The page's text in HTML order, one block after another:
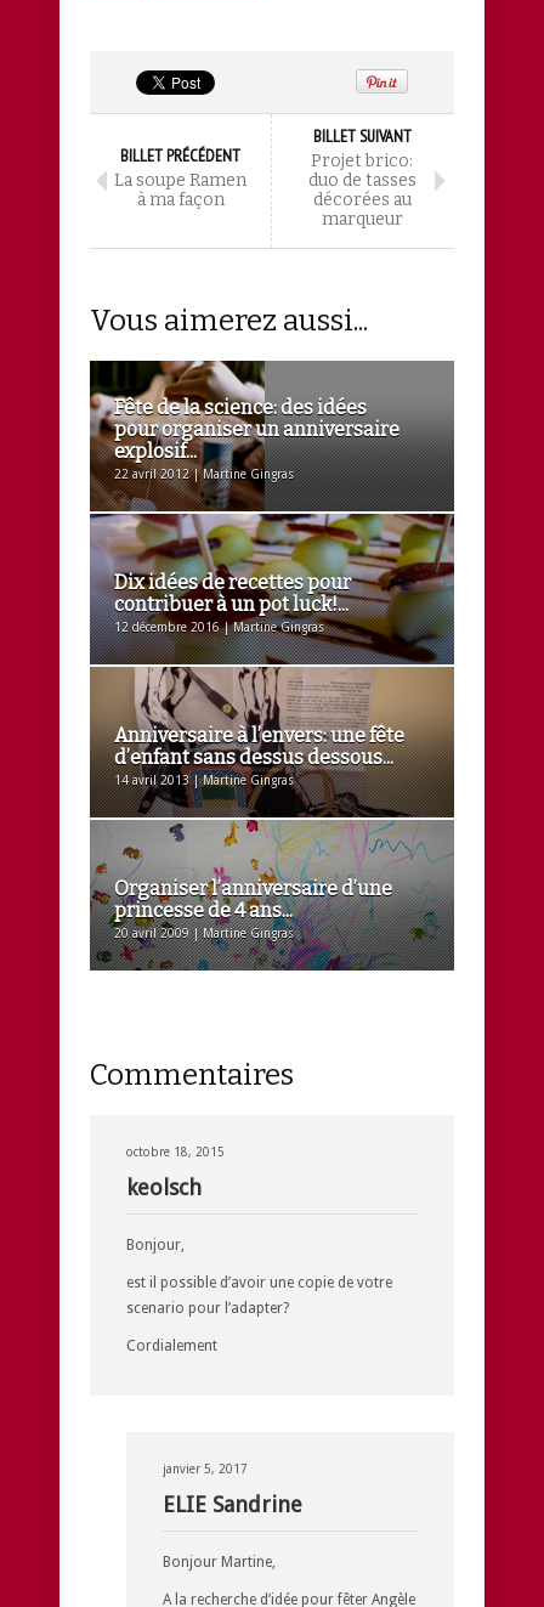
BILLET PRÉCÉDENT
La soupe Ramen
à ma façon
BILLET SUIVANT
Projet brico:
duo de tasses
décorées au
marqueur
Vous aimerez aussi...
Fête de la science: des idées
pour organiser un anniversaire
explosif...
22 avril 2012 | Martine Gingras
Dix idées de recettes pour
contribuer à un pot luck!...
12 décembre 2016 | Martine Gingras
Anniversaire à l’envers: une fête
d’enfant sans dessus dessous...
14 avril 2013 | Martine Gingras
Organiser l’anniversaire d’une
princesse de 4 ans...
20 avril 2009 | Martine Gingras
Commentaires
octobre 18, 2015
keolsch
Bonjour,
est il possible d’avoir une copie de votre
scenario pour l’adapter?
Cordialement
janvier 5, 2017
ELIE Sandrine
Bonjour Martine,
A la recherche d’idée pour fêter Angèle